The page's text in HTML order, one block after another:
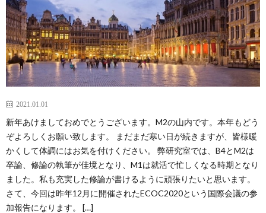
ー
報
告
会
発
表
論
文
受
賞
助
成
連
携
卒
業
生
ア
ク
2021.01.01
新年あけましておめでとうございます。M2の山内です。本年もどう
ぞよろしくお願い致します。 まだまだ寒い日が続きますが、皆様暖
かくして体調にはお気を付けください。 弊研究室では、B4とM2は
卒論、修論の執筆が佳境となり、M1は就活で忙しくなる時期となり
ました。私も充実した修論が書けるように頑張りたいと思います。
さて、今回は昨年12月に開催されたECOC2020という国際会議の参
加報告になります。 […]